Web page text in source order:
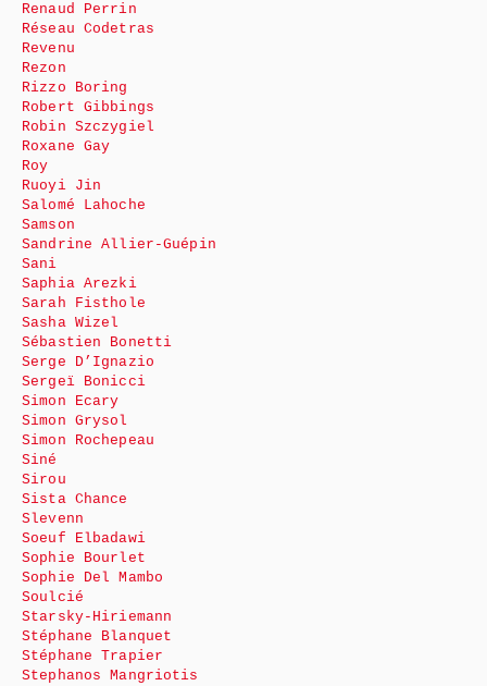
Renaud Perrin
Réseau Codetras
Revenu
Rezon
Rizzo Boring
Robert Gibbings
Robin Szczygiel
Roxane Gay
Roy
Ruoyi Jin
Salomé Lahoche
Samson
Sandrine Allier-Guépin
Sani
Saphia Arezki
Sarah Fisthole
Sasha Wizel
Sébastien Bonetti
Serge D’Ignazio
Sergeï Bonicci
Simon Ecary
Simon Grysol
Simon Rochepeau
Siné
Sirou
Sista Chance
Slevenn
Soeuf Elbadawi
Sophie Bourlet
Sophie Del Mambo
Soulcié
Starsky-Hiriemann
Stéphane Blanquet
Stéphane Trapier
Stephanos Mangriotis